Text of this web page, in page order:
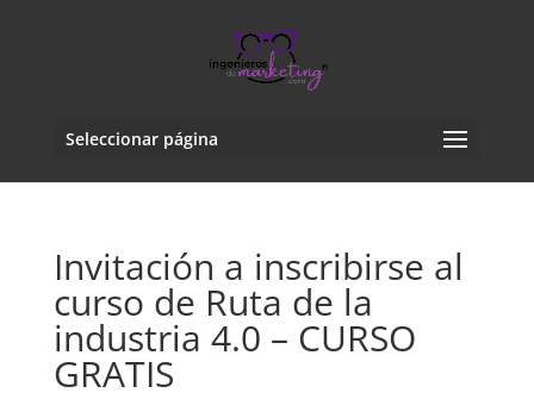
Seleccionar página
Invitación a inscribirse al
curso de Ruta de la
industria 4.0 – CURSO
GRATIS